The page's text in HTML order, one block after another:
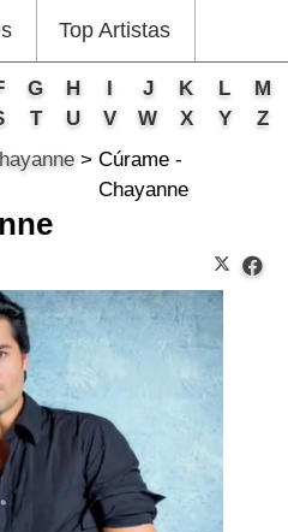
Top Artistas
G H I J K L
M
T U V W X Y
Z
Cúrame -
Chayanne